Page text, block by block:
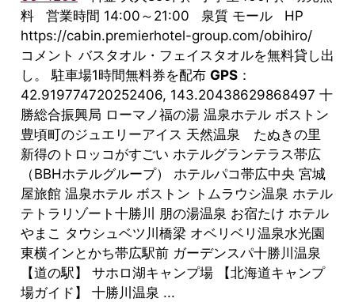
料 営業時間 14:00～21:00 泉質 モール HP
https://cabin.premierhotel-group.com/obihiro/
コメント バスタオル・フェイスタオルを無料貸し出
し。 駐車場1時間無料券を配布 GPS ：
42.919774720252406, 143.20438629868497 十
勝総合振興局 ローマノ福の湯 温泉ホテル ボストン
豊頃町のジュエリーアイス 天然温泉 たぬきの里
新得のトロッコがすごい ホテルグランテラス帯広
（BBHホテルグループ） ホテルパコ帯広中央 宮城
屋旅館 温泉ホテル ボストン トムラウシ温泉 ホテル
テトラリゾート十勝川 朋の湯温泉 お宿たけ ホテル
やまこ タウシュベツ川橋梁 オベリベリ温泉水光園
東横インとかち帯広駅前 ガーデンスパ十勝川温泉
【道の駅】 サホロ湖キャンプ場 【北海道キャンプ
場ガイド】 十勝川温泉 ...